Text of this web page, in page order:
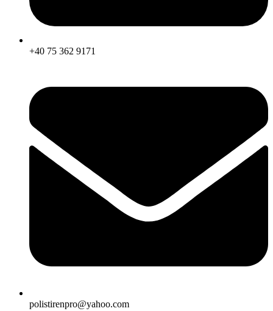
+40 75 362 9171
polistirenpro@yahoo.com